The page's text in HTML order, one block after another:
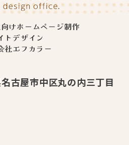
けホームページ制作
トデザイン
社エフカラー
古屋市中区丸の内三丁⽬